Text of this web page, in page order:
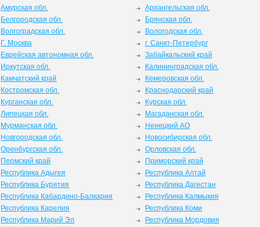
Амурская обл.
Архангельская обл.
Белгородская обл.
Брянская обл.
Волгоградская обл.
Вологодская обл.
Г. Москва
г. Санкт-Петербург
Еврейская автономная обл.
Забайкальский край
Иркутская обл.
Калининградская обл.
Камчатский край
Кемеровская обл.
Костромская обл.
Краснодарский край
Курганская обл.
Курская обл.
Липецкая обл.
Магаданская обл.
Мурманская обл.
Ненецкий АО
Новгородская обл.
Новосибирская обл.
Оренбургская обл.
Орловская обл.
Пермский край
Приморский край
Республика Адыгея
Республика Алтай
Республика Бурятия
Республика Дагестан
Республика Кабардино-Балкария
Республика Калмыкия
Республика Карелия
Республика Коми
Республика Марий Эл
Республика Мордовия